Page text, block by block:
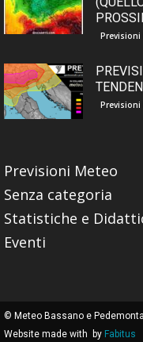
Previsioni
Previsioni
Previsioni Meteo
Senza categoria
Statistiche e
Eventi
© Meteo Bassano e
Website made with
by Fabitus